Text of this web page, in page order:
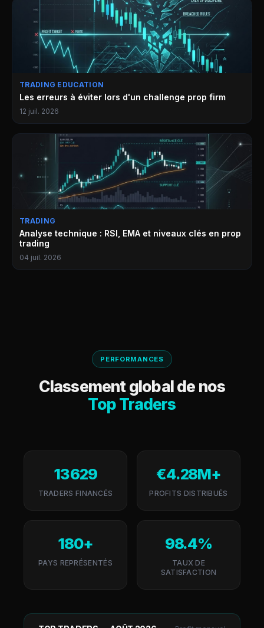
TRADING EDUCATION
Les erreurs à éviter lors d'un challenge prop firm
12 juil. 2026
TRADING
Analyse technique : RSI, EMA et niveaux clés en prop
trading
04 juil. 2026
PERFORMANCES
Classement global de nos
Top Traders
13 629
TRADERS FINANCÉS
€4.28M+
PROFITS DISTRIBUÉS
180+
PAYS REPRÉSENTÉS
98.4%
TAUX DE
SATISFACTION